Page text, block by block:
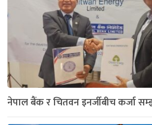
नेपाल बैंक र चितवन इनर्जीबीच कर्जा